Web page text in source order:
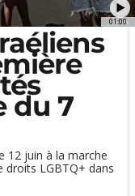
01:00
du 7
12 juin à la marche
droits LGBTQ+ dans